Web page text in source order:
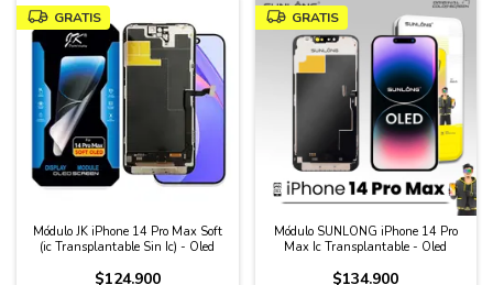
GRATIS
Módulo JK iPhone 14 Pro Max Soft
(ic Transplantable Sin Ic) - Oled
$124.900
GRATIS
Módulo SUNLONG iPhone 14 Pro
Max Ic Transplantable - Oled
$134.900